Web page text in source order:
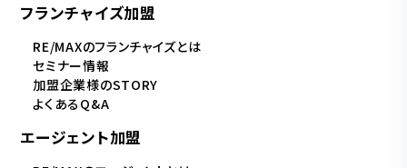
フランチャイズ加盟
RE/MAXのフランチャイズとは
セミナー情報
加盟企業様のSTORY
よくあるQ&A
エージェント加盟